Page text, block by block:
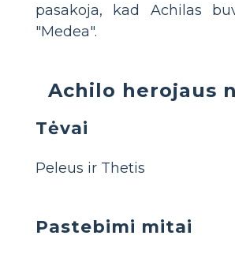
pasakoja, kad Achilas
"Medea".
Achilo herojaus
Tėvai
Peleus ir Thetis
Pastebimi mitai